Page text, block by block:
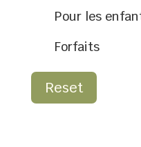
Pour les
Forfaits
Reset